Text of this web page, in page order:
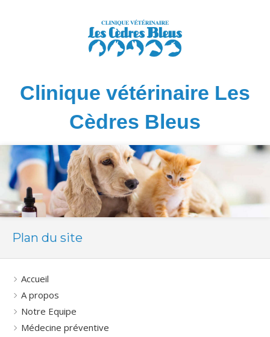
Clinique vétérinaire Les
Cèdres Bleus
Plan du site
Accueil
A propos
Notre Equipe
Médecine préventive